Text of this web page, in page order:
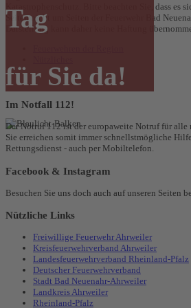
Tag
für Sie da!
Katastrophenschutz. Bitte beachten Sie, dass es
Seiten nicht um Seiten der Feuerwehr Bad
Darstellung kann daher keine Haftung
Im Notfall 112!
Der Notruf 112 ist der europaweite Notruf für
Sie erreichen somit immer schnellstmögliche
Rettungsdienst - auch per Mobiltelefon.
Facebook & Instagram
Besuchen Sie uns doch auch auf unseren Seiten
Nützliche Links
Freiwillige Feuerwehr Ahrweiler
Kreisfeuerwehrverband Ahrweiler
Landesfeuerwehrverband Rheinland-Pfalz
Deutscher Feuerwehrverband
Stadt Bad Neuenahr-Ahrweiler
Landkreis Ahrweiler
Rheinland-Pfalz